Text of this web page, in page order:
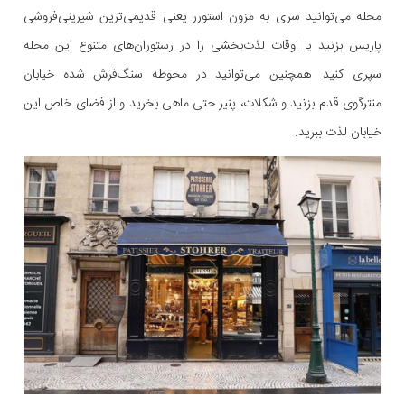
محله می‌توانید سری به مزون استورر یعنی قدیمی‌ترین شیرینی‌فروشی
پاریس بزنید یا اوقات لذت‌بخشی را در رستوران‌های متنوع این محله
سپری کنید. همچنین می‌توانید در محوطه سنگ‌فرش شده خیابان
منترگوی قدم بزنید و شکلات، پنیر حتی ماهی بخرید و از فضای خاص این
خیابان لذت ببرید.